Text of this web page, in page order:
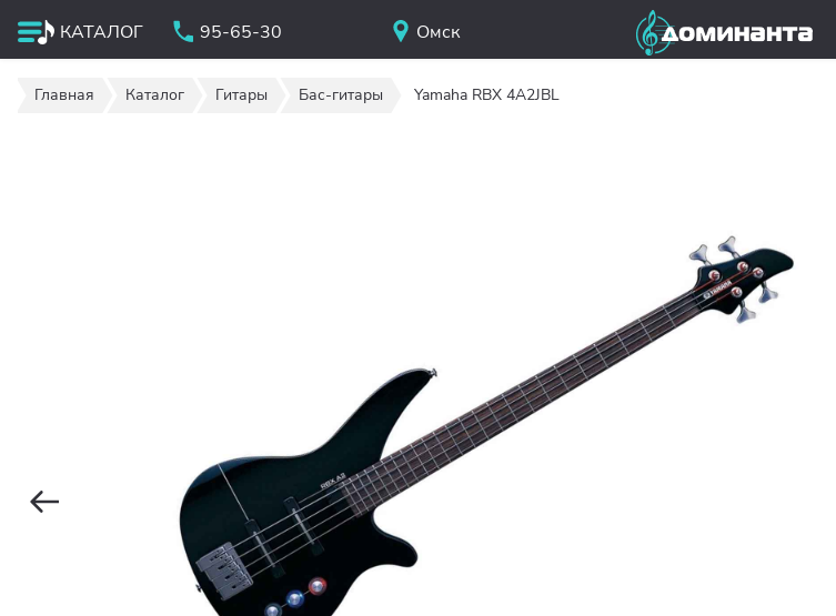
КАТАЛОГ 95-65-30 Омск
Главная Каталог Гитары Бас-гитары Yamaha RBX 4A2JBL